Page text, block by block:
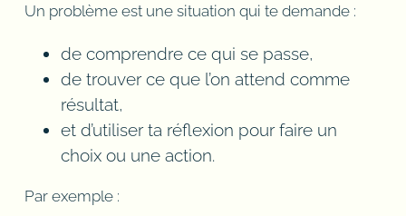
Un problème est une situation qui te demande :
de comprendre ce qui se passe,
de trouver ce que l’on attend comme
résultat,
et d’utiliser ta réflexion pour faire un
choix ou une action.
Par exemple :